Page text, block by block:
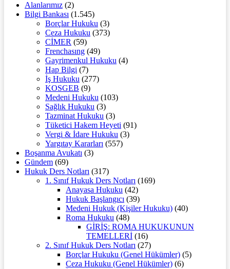
Alanlarımız (2)
Bilgi Bankası (1.545)
Borçlar Hukuku (3)
Ceza Hukuku (373)
CİMER (59)
Frenchasıng (49)
Gayrimenkul Hukuku (4)
Hap Bilgi (7)
İş Hukuku (277)
KOSGEB (9)
Medeni Hukuku (103)
Sağlık Hukuku (3)
Tazminat Hukuku (3)
Tüketici Hakem Heyeti (91)
Vergi & İdare Hukuku (3)
Yargıtay Kararları (557)
Boşanma Avukatı (3)
Gündem (69)
Hukuk Ders Notları (317)
1. Sınıf Hukuk Ders Notları (169)
Anayasa Hukuku (42)
Hukuk Başlangıcı (39)
Medeni Hukuk (Kişiler Hukuku) (40)
Roma Hukuku (48)
GİRİŞ: ROMA HUKUKUNUN
TEMELLERİ (16)
2. Sınıf Hukuk Ders Notları (27)
Borçlar Hukuku (Genel Hükümler) (5)
Ceza Hukuku (Genel Hükümler) (6)